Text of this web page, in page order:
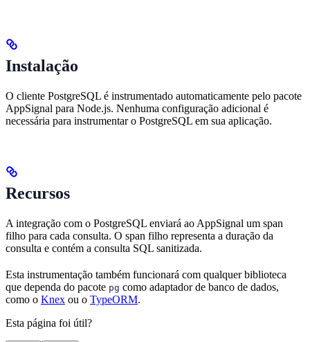
Instalação
O cliente PostgreSQL é instrumentado automaticamente pelo pacote
AppSignal para Node.js. Nenhuma configuração adicional é
necessária para instrumentar o PostgreSQL em sua aplicação.
Recursos
A integração com o PostgreSQL enviará ao AppSignal um span
filho para cada consulta. O span filho representa a duração da
consulta e contém a consulta SQL sanitizada.
Esta instrumentação também funcionará com qualquer biblioteca
que dependa do pacote pg como adaptador de banco de dados,
como o Knex ou o TypeORM.
Esta página foi útil?